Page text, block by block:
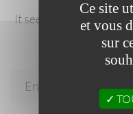
It seems we can’t find
Ce site
et vous
sur